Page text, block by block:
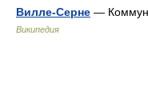
Вилле-Серне —
Википедия